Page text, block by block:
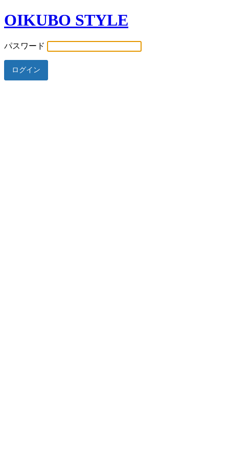
OIKUBO STYLE
パスワード